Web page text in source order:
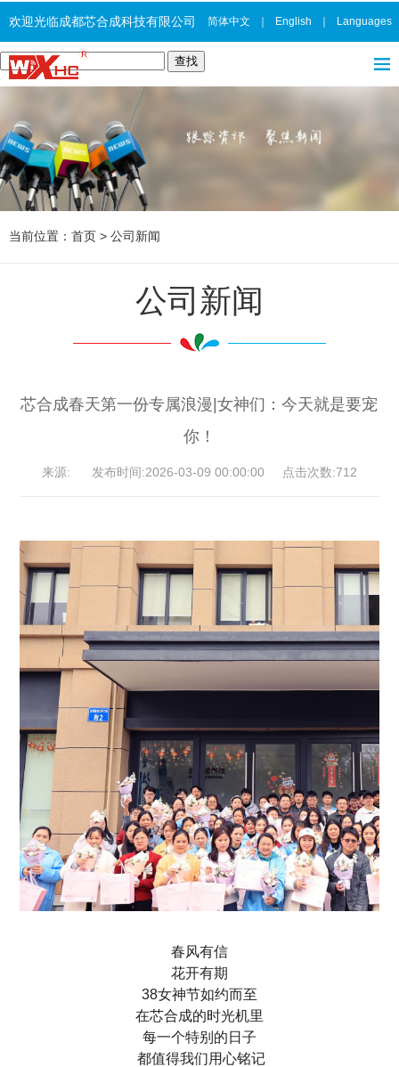
欢迎光临成都芯合成科技有限公司 简体中文 English Languages
当前位置： 首页 > 公司新闻
公司新闻
芯合成春天第一份专属浪漫|女神们：今天就是要宠
你！
来源: 发布时间:2026-03-09 00:00:00 点击次数:712
春风有信
花开有期
38女神节如约而至
在芯合成的时光机里
每一个特别的日子
都值得我们用心铭记